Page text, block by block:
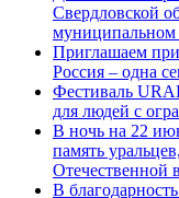
Свердловской
муниципальном
Приглашаем
Россия – одна
Фестиваль
для людей с
В ночь на 22
память
Отечественной
В